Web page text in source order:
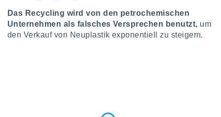
es uns
das
Das Recycling wird von den petrochemischen
Unternehmen als falsches Versprechen benutzt, um
den Verkauf von Neuplastik exponentiell zu steigern.